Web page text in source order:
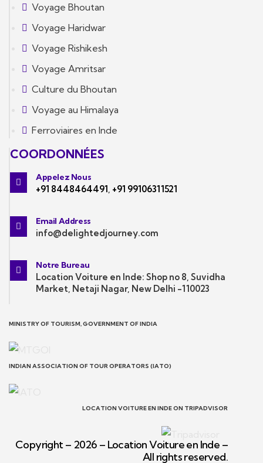
Voyage Bhoutan
Voyage Haridwar
Voyage Rishikesh
Voyage Amritsar
Culture du Bhoutan
Voyage au Himalaya
Ferroviaires en Inde
COORDONNÉES
Appelez Nous
+91 8448464491, +91 99106311521
Email Address
info@delightedjourney.com
Notre Bureau
Location Voiture en Inde: Shop no 8, Suvidha
Market, Netaji Nagar, New Delhi -110023
MINISTRY OF TOURISM, GOVERNMENT OF INDIA
INDIAN ASSOCIATION OF TOUR OPERATORS (IATO)
LOCATION VOITURE EN INDE ON TRIPADVISOR
Copyright – 2026 – Location Voiture en Inde –
All rights reserved.